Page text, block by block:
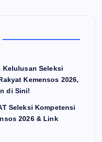
Kelulusan Seleksi
Kemensos 2026,
di Sini!
Seleksi Kompetensi
2026 & Link